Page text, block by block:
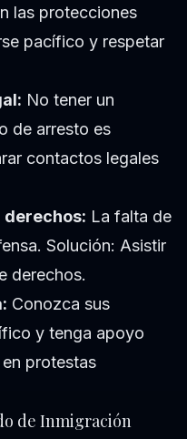
las protecciones
pacífico y respetar
No tener un
de arresto es
contactos legales
La falta de
Solución: Asistir
derechos.
Conozca sus
y tenga apoyo
protestas
de Inmigración